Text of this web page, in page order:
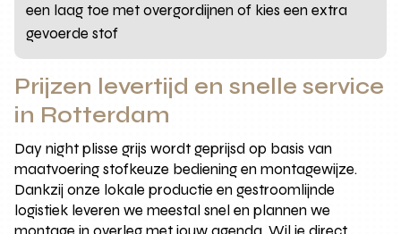
een laag toe met overgordijnen of kies een extra
gevoerde stof
Prijzen levertijd en snelle service
in Rotterdam
Day night plisse grijs wordt geprijsd op basis van
maatvoering stofkeuze bediening en montagewijze.
Dankzij onze lokale productie en gestroomlijnde
logistiek leveren we meestal snel en plannen we